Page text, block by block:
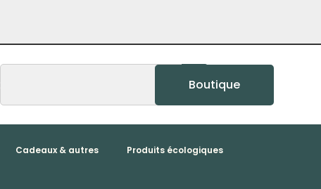
Boutique
Cadeaux & autres Produits écologiques